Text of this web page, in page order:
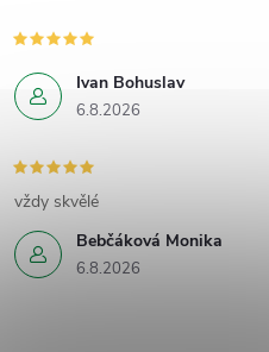
Ivan Bohuslav
6.8.2026
Bebčáková Monika
6.8.2026
vždy skvělé